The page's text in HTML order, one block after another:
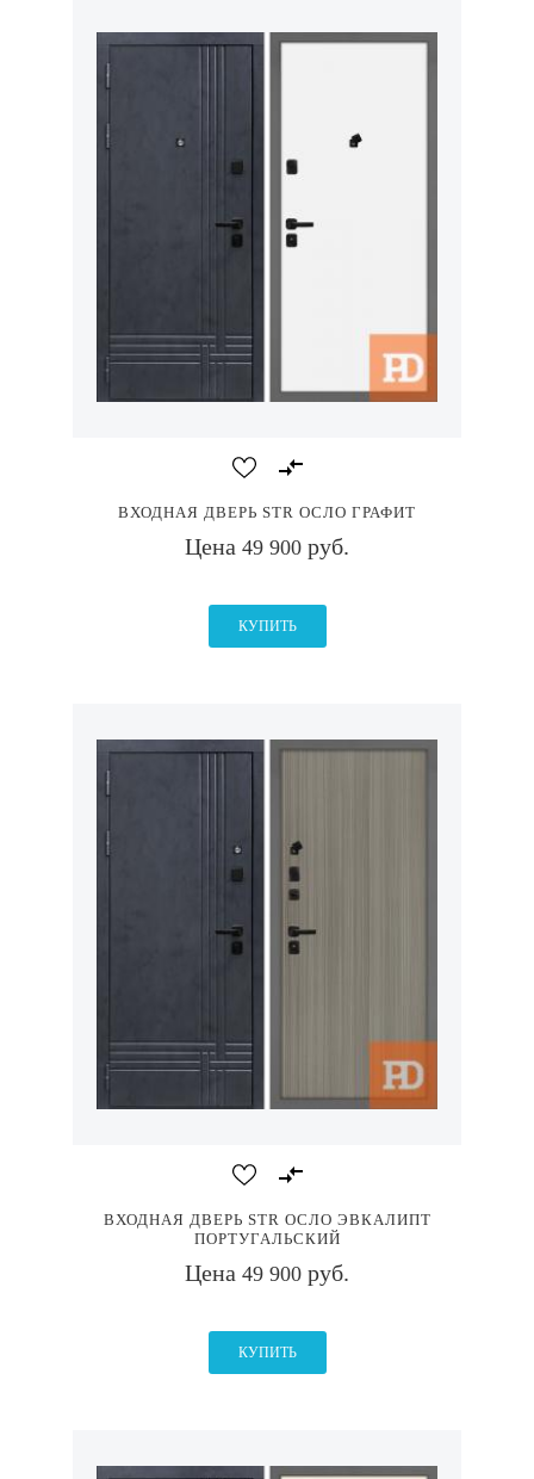
ВХОДНАЯ ДВЕРЬ STR ОСЛО ГРАФИТ
Цена 49 900 руб.
КУПИТЬ
ВХОДНАЯ ДВЕРЬ STR ОСЛО ЭВКАЛИПТ
ПОРТУГАЛЬСКИЙ
Цена 49 900 руб.
КУПИТЬ